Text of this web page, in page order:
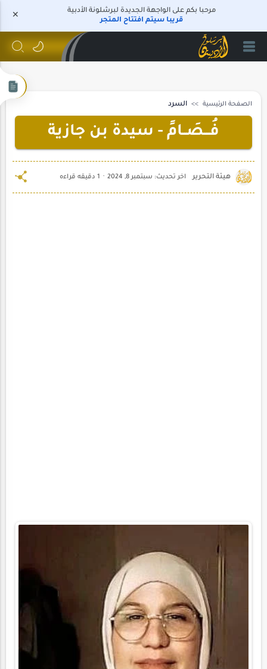
مرحبا بكم على الواجهة الجديدة لبرشلونة الأدبية
قريبا سيتم افتتاح المتجر
الصفحة الرئيسية السرد
فُـــصَــامً - سيدة بن جازية
1 دقيقه قراءه